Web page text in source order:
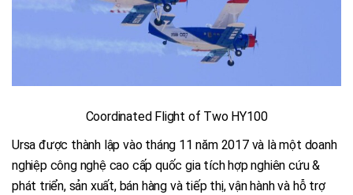
Coordinated Flight of Two HY100
Ursa được thành lập vào tháng 11 năm 2017 và là một doanh
nghiệp công nghệ cao cấp quốc gia tích hợp nghiên cứu &
phát triển, sản xuất, bán hàng và tiếp thị, vận hành và hỗ trợ